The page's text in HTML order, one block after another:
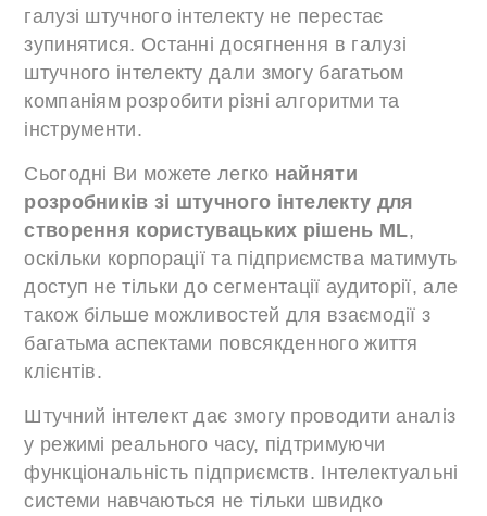
галузі штучного інтелекту не перестає
зупинятися. Останні досягнення в галузі
штучного інтелекту дали змогу багатьом
компаніям розробити різні алгоритми та
інструменти.
Сьогодні Ви можете легко найняти
розробників зі штучного інтелекту для
створення користувацьких рішень ML,
оскільки корпорації та підприємства матимуть
доступ не тільки до сегментації аудиторії, але
також більше можливостей для взаємодії з
багатьма аспектами повсякденного життя
клієнтів.
Штучний інтелект дає змогу проводити аналіз
у режимі реального часу, підтримуючи
функціональність підприємств. Інтелектуальні
системи навчаються не тільки швидко